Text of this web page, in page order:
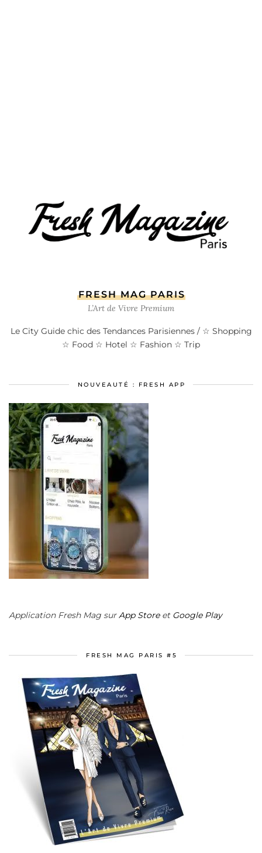
FRESH MAG PARIS
L’Art de Vivre Premium
Le City Guide chic des Tendances Parisiennes / ☆ Shopping
☆ Food ☆ Hotel ☆ Fashion ☆ Trip
NOUVEAUTÉ : FRESH APP
Application Fresh Mag surApp Storeet Google Play
FRESH MAG PARIS #5